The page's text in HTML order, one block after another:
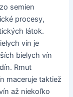
semien
procesy,
látok.
vín je
bielych vín
Rmut
maceruje taktiež
až niekoľko